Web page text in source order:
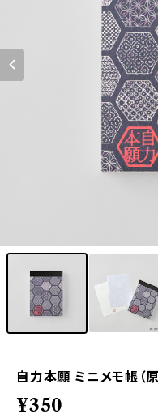
自力本願 ミニメモ帳（原
¥350